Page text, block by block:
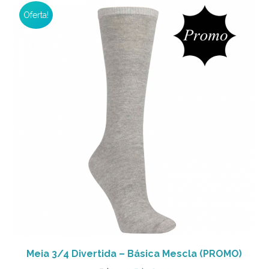
Oferta!
Meia 3/4 Divertida – Básica Mescla (PROMO)